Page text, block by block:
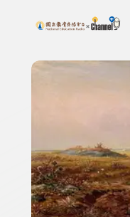
上方功能區塊
搜尋關鍵字：可輸入